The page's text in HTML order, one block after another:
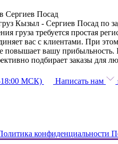
Посад
Кызыл - Сергиев Посад по
груза требуется простая
вас с клиентами. При
повышает вашу
подбирает заказы для
18:00 МСК)
Написать нам
конфиденциальности